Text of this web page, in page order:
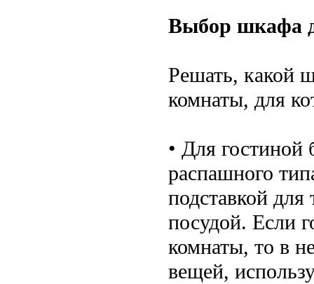
Выбор шкафа
Решать, какой
комнаты, для
• Для гостиной
распашного
подставкой
посудой. Если
комнаты, то в
вещей,